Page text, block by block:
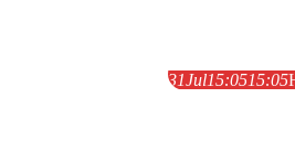
31Jul15:0515:05